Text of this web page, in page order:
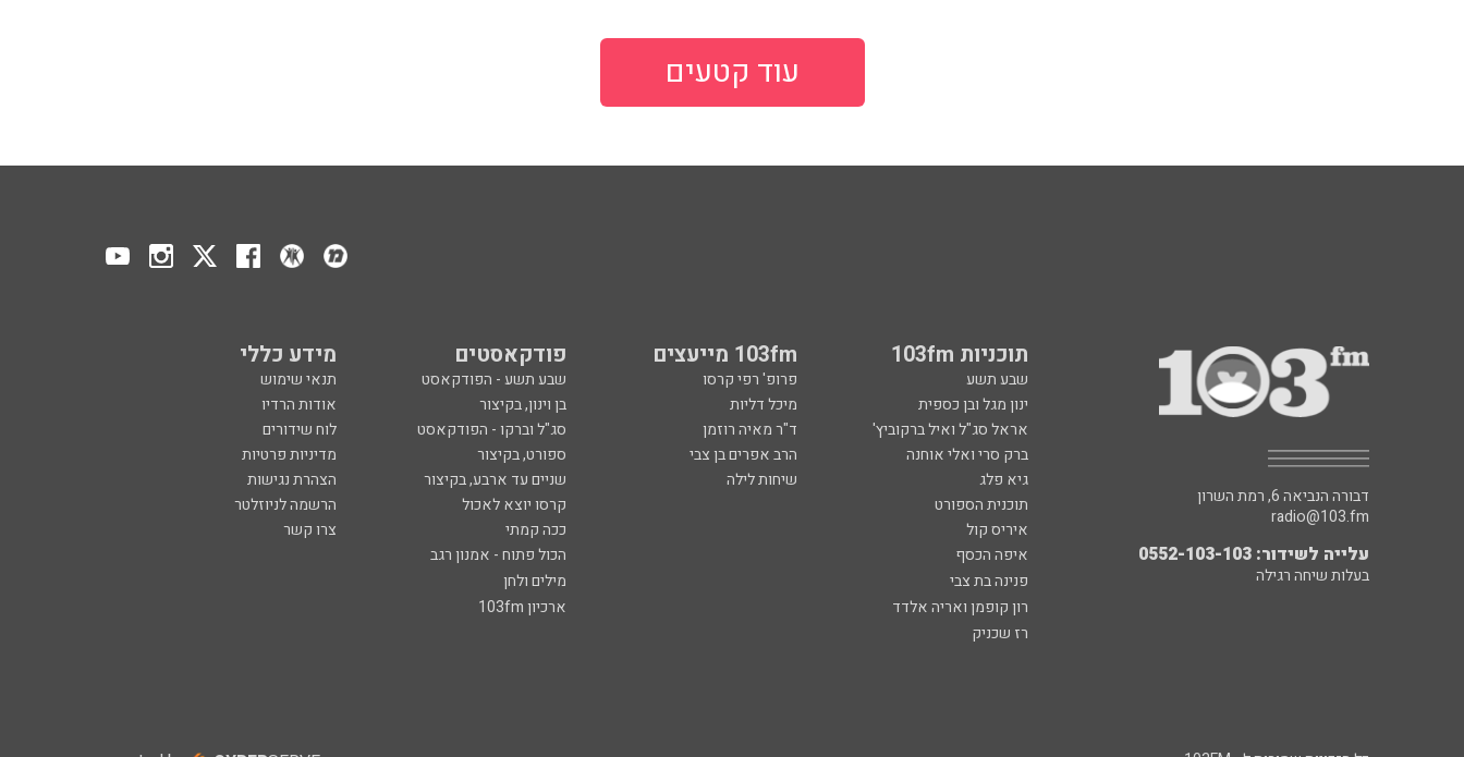
עוד קטעים
תוכניות 103fm 103fm מייעצים פודקאסטים מידע כללי
שבע תשע פרופ' רפי קרסו שבע תשע - הפודקאסט
תנאי שימוש
ינון מגל ובן כספית
מיכל דליות בן וינון, בקיצור
אודות הרדיו
אראל סג"ל ואיל ברקוביץ'
ד"ר מאיה רוזמן סג"ל וברקו - הפודקאסט
לוח שידורים
ברק סרי ואלי אוחנה
הרב אפרים בן צבי ספורט, בקיצור
מדיניות פרטיות
גיא פלג
שיחות לילה שניים עד ארבע, בקיצור
הצהרת נגישות
תוכנית הספורט
קרסו יוצא לאכול
הרשמה לניוזלטר
איריס קול
ככה קמתי
צרו קשר
איפה הכסף
הכול פתוח - אמנון רגב
פנינה בת צבי
מילים ולחן
רון קופמן ואריה אלדד
ארכיון 103fm
רז שכניק
דבורה הנביאה 6, רמת השרון
radio@103.fm
עלייה לשידור: 0552-103-103
בעלות שיחה רגילה